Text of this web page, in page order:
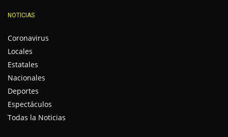
NOTICIAS
Coronavirus
Locales
Estatales
Nacionales
Deportes
Espectáculos
Todas la Noticias